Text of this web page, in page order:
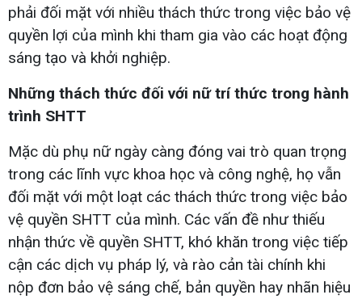
phải đối mặt với nhiều thách thức trong việc bảo vệ
quyền lợi của mình khi tham gia vào các hoạt động
sáng tạo và khởi nghiệp.
Những thách thức đối với nữ trí thức trong hành
trình SHTT
Mặc dù phụ nữ ngày càng đóng vai trò quan trọng
trong các lĩnh vực khoa học và công nghệ, họ vẫn
đối mặt với một loạt các thách thức trong việc bảo
vệ quyền SHTT của mình. Các vấn đề như thiếu
nhận thức về quyền SHTT, khó khăn trong việc tiếp
cận các dịch vụ pháp lý, và rào cản tài chính khi
nộp đơn bảo vệ sáng chế, bản quyền hay nhãn hiệu